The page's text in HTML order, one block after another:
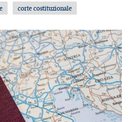
corte costituzionale